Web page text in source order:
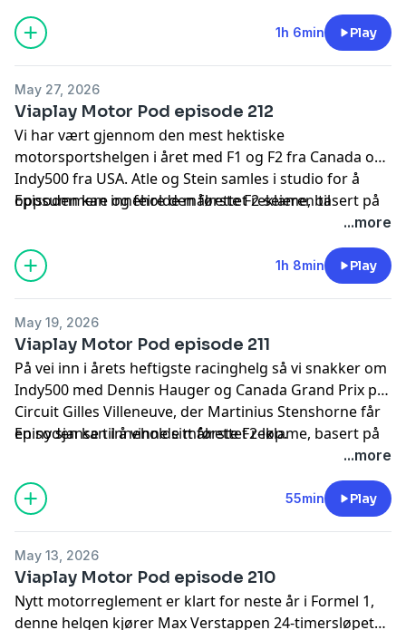
for informasjon og dine valg
om deling av data.
1h 6min Play
May 27, 2026
Viaplay Motor Pod episode 212
Vi har vært gjennom den mest hektiske
motorsportshelgen i året med F1 og F2 fra Canada og
Indy500 fra USA. Atle og Stein samles i studio for å
oppsummere og feire den første F2-seieren til
Martinius Stenshorne. Vi hører også fra Henning som
hovedkvarteret til FOM.
Episoden kan inneholde målrettet reklame, basert på
for informasjon og dine valg
om deling av data.
...more
1h 8min Play
May 19, 2026
Viaplay Motor Pod episode 211
På vei inn i årets heftigste racinghelg så vi snakker om
Indy500 med Dennis Hauger og Canada Grand Prix på
Circuit Gilles Villeneuve, der Martinius Stenshorne får
en ny sjanse til å vinne sitt første F2-løp.
Episoden kan inneholde målrettet reklame, basert på
for informasjon og dine valg
om deling av data.
...more
55min Play
May 13, 2026
Viaplay Motor Pod episode 210
Nytt motorreglement er klart for neste år i Formel 1,
denne helgen kjører Max Verstappen 24-timersløpet